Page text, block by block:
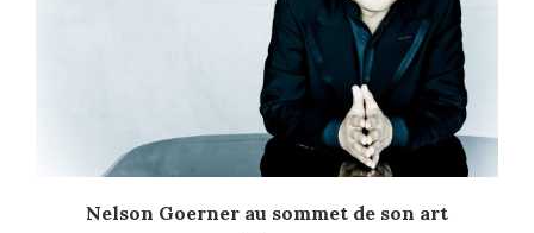
Nelson Goerner au sommet de son art